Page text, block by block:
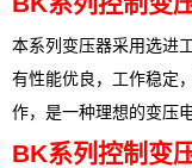
本系列变压器采用选进
有性能优良，工作稳定
作，是一种理想的变压电
BK系列控制变